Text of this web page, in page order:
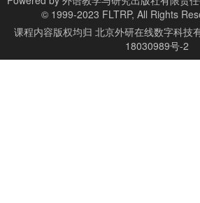
© 1999-2023 FLTRP, All Rights
课程内容版权均归 北京外研在线数字科技
18030989号-2